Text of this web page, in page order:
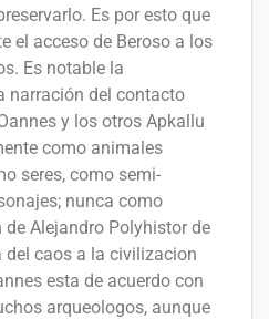
Es por esto que
el acceso de Beroso a los
Es notable la
narración del contacto
y los otros Apkallu
como animales
seres, como semi-
nunca como
Alejandro Polyhistor de
caos a la civilizacion
esta de acuerdo con
arqueologos, aunque